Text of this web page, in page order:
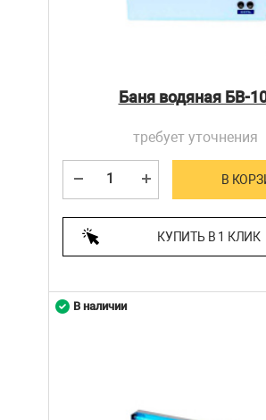
Баня водяная БВ-
требует уточнения
В
КУПИТЬ В 1 КЛИК
В наличии